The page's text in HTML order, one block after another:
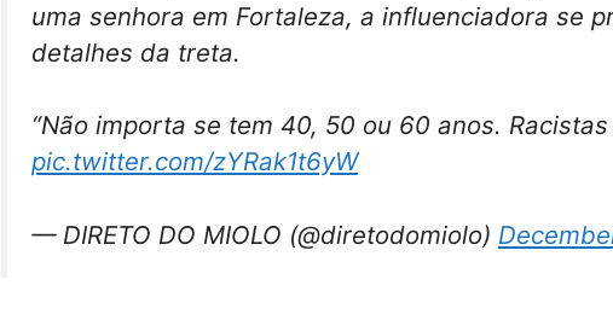
uma senhora em Fortaleza, a influenciadora se
detalhes da treta.
“Não importa se tem 40, 50 ou 60 anos.
pic.twitter.com/zYRak1t6yW
— DIRETO DO MIOLO (@diretodomiolo)